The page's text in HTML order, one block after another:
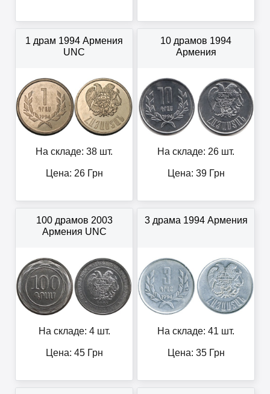
1 драм 1994 Армения
UNC
На складе: 38 шт.
Цена: 26Грн
10 драмов 1994
Армения
На складе: 26 шт.
Цена: 39Грн
100 драмов 2003
Армения UNC
На складе: 4 шт.
Цена: 45Грн
3 драма 1994 Армения
На складе: 41 шт.
Цена: 35Грн